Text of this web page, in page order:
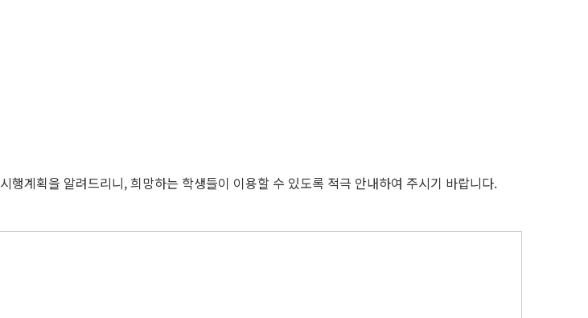
시행계획을 알려드리니, 희망하는 학생들이 이용할 수 있도록 적극 안내하여 주시기 바랍니다.